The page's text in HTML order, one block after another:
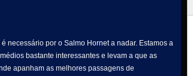
necessário por o Salmo Hornet a nadar. Estamos a
bastante interessantes e levam a que as
apanham as melhores passagens de